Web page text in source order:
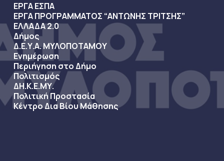
ΕΡΓΑ ΕΣΠΑ
ΕΡΓΑ ΠΡΟΓΡΑΜΜΑΤΟΣ “ΑΝΤΩΝΗΣ ΤΡΙΤΣΗΣ”
ΕΛΛΑΔΑ 2.0
Δήμος
Δ.Ε.Υ.Α. ΜΥΛΟΠΟΤΑΜΟΥ
Ενημέρωση
Περιήγηση στο Δήμο
Πολιτισμός
ΔΗ.Κ.Ε.ΜΥ.
Πολιτική Προστασία
Κέντρο Δια Βίου Μάθησης